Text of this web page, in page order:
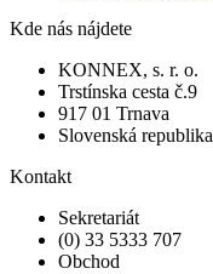
Kde nás nájdete
KONNEX, s. r. o.
Trstínska cesta č.9
917 01 Trnava
Slovenská republika
Kontakt
Sekretariát
(0) 33 5333 707
Obchod